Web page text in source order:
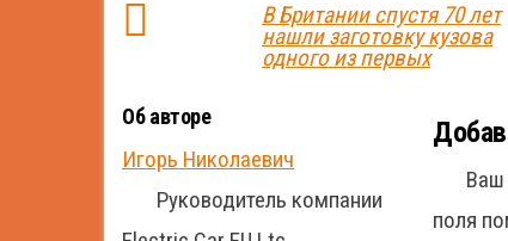
В Британии спустя 70 лет
нашли заготовку кузова
одного из первых
Об авторе
Игорь Николаевич
Руководитель компании
Ваш
поля